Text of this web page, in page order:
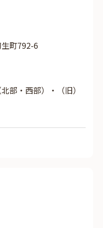
町792-6
部・西部）・（旧）